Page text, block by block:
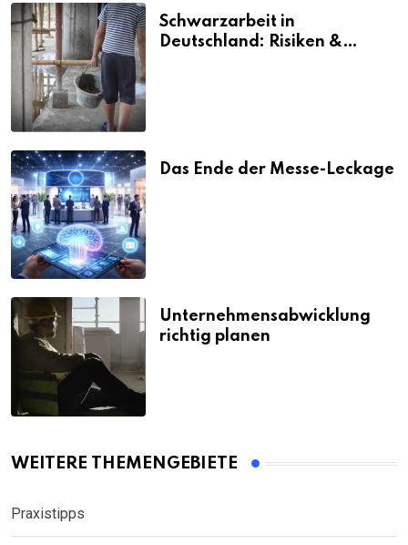
Schwarzarbeit in
Deutschland: Risiken &
Das Ende der Messe-Leckage
Unternehmensabwicklung
richtig planen
WEITERE THEMENGEBIETE
Praxistipps